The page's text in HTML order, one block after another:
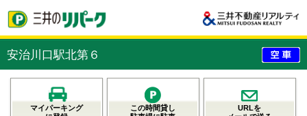
安治川口駅北第６
マイパーキング
この時間貸し
URLを